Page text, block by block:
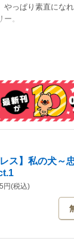
やっぱり素直にな
。
レス】私の犬～
円(税込)